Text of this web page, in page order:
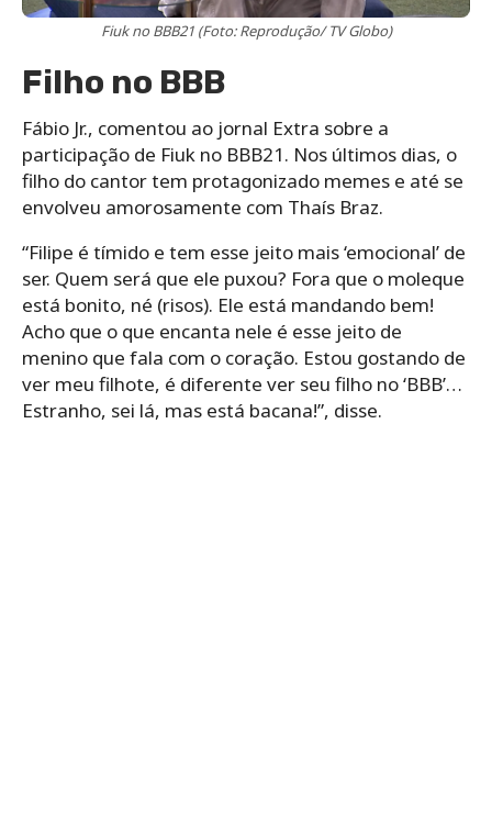
Fiuk no BBB21 (Foto: Reprodução/ TV Globo)
Filho no BBB
Fábio Jr., comentou ao jornal Extra sobre a
participação de Fiuk no BBB21. Nos últimos dias, o
filho do cantor tem protagonizado memes e até se
envolveu amorosamente com Thaís Braz.
“Filipe é tímido e tem esse jeito mais ‘emocional’ de
ser. Quem será que ele puxou? Fora que o moleque
está bonito, né (risos). Ele está mandando bem!
Acho que o que encanta nele é esse jeito de
menino que fala com o coração. Estou gostando de
ver meu filhote, é diferente ver seu filho no ‘BBB’…
Estranho, sei lá, mas está bacana!”, disse.